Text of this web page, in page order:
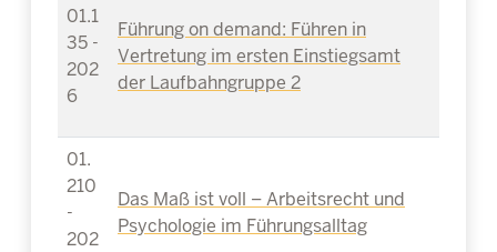
01.1
35 -
202
6
Führung on demand: Führen in
Vertretung im ersten Einstiegsamt
der Laufbahngruppe 2
01.
210
-
202
Das Maß ist voll – Arbeitsrecht und
Psychologie im Führungsalltag